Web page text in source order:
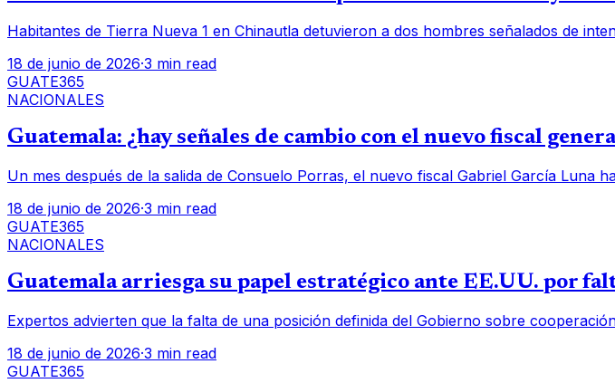
Habitantes de Tierra Nueva 1 en Chinautla detuvieron a dos hombres señalados de
18 de junio de 2026·3 min read
GUATE365
NACIONALES
Guatemala: ¿hay señales de cambio con el nuevo fiscal
Un mes después de la salida de Consuelo Porras, el nuevo fiscal Gabriel García Luna
18 de junio de 2026·3 min read
GUATE365
NACIONALES
Guatemala arriesga su papel estratégico ante EE.UU. por
Expertos advierten que la falta de una posición definida del Gobierno sobre
18 de junio de 2026·3 min read
GUATE365